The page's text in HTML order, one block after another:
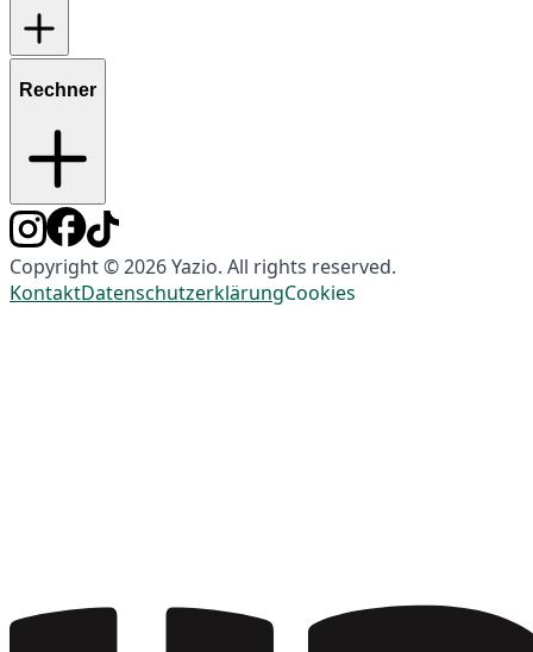
Rechner
Copyright © 2026 Yazio. All rights reserved.
KontaktDatenschutzerklärungCookies